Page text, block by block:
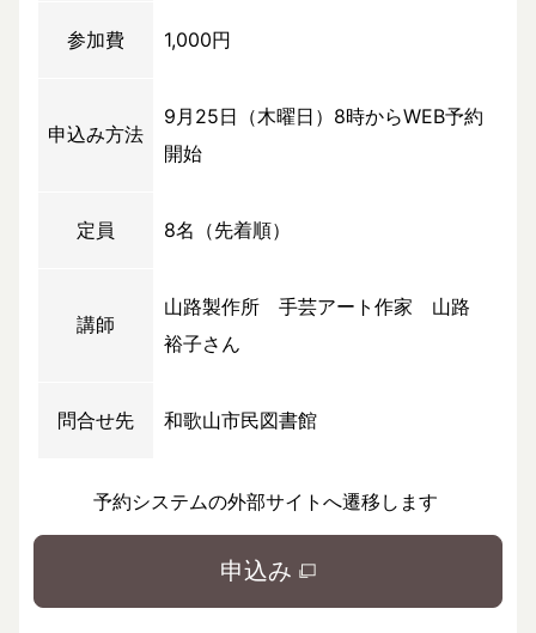
参加費 1,000円
申込み方法
9月25日（木曜日）8時からWEB予約
開始
定員 8名（先着順）
講師
山路製作所 手芸アート作家 山路
裕子さん
問合せ先 和歌山市民図書館
予約システムの外部サイトへ遷移します
申込み